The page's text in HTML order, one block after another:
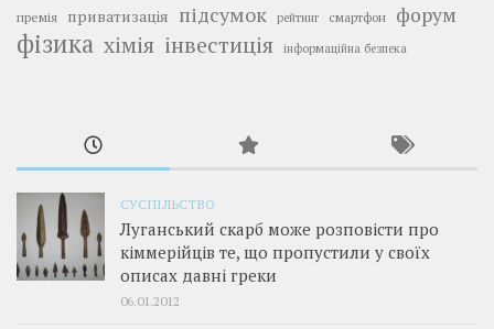
премія приватизація підсумок рейтинг смартфон форум
фізика хімія інвестиція інформаційна безпека
СУСПІЛЬСТВО
Луганський скарб може розповісти про
кіммерійців те, що пропустили у своїх
описах давні греки
06.01.2012